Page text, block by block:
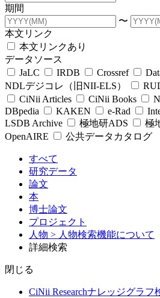
期間
〜
本文リンク
本文リンクあり
データソース
JaLC
IRDB Crossref
NDLデジコレ（旧NII-ELS）
CiNii Articles
CiNii Books
DBpedia
KAKEN e-Rad
LSDB Archive
極地研ADS
極
OpenAIRE
公共データカタログ
すべて
研究データ
論文
本
博士論文
プロジェクト
人物 > 人物検索機能について
詳細検索
閉じる
CiNii Researchナレッジグラ